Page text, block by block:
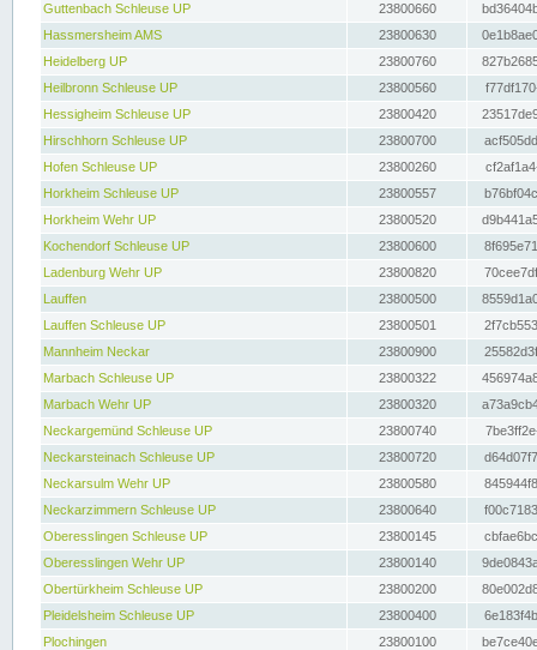
Guttenbach Schleuse UP
23800660
Hassmersheim AMS
23800630
Heidelberg UP
23800760
Heilbronn Schleuse UP
23800560
Hessigheim Schleuse UP
23800420
Hirschhorn Schleuse UP
23800700
Hofen Schleuse UP
23800260
Horkheim Schleuse UP
23800557
Horkheim Wehr UP
23800520
Kochendorf Schleuse UP
23800600
Ladenburg Wehr UP
23800820
Lauffen
23800500
Lauffen Schleuse UP
23800501
Mannheim Neckar
23800900
Marbach Schleuse UP
23800322
Marbach Wehr UP
23800320
Neckargemünd Schleuse UP
23800740
Neckarsteinach Schleuse UP
23800720
Neckarsulm Wehr UP
23800580
Neckarzimmern Schleuse UP
23800640
Oberesslingen Schleuse UP
23800145
Oberesslingen Wehr UP
23800140
Obertürkheim Schleuse UP
23800200
Pleidelsheim Schleuse UP
23800400
Plochingen
23800100